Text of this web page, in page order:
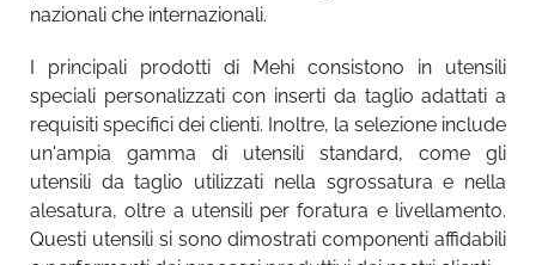
nazionali che internazionali.
I principali prodotti di Mehi consistono in utensili
speciali personalizzati con inserti da taglio adattati a
requisiti specifici dei clienti. Inoltre, la selezione include
un'ampia gamma di utensili standard, come gli
utensili da taglio utilizzati nella sgrossatura e nella
alesatura, oltre a utensili per foratura e livellamento.
Questi utensili si sono dimostrati componenti affidabili